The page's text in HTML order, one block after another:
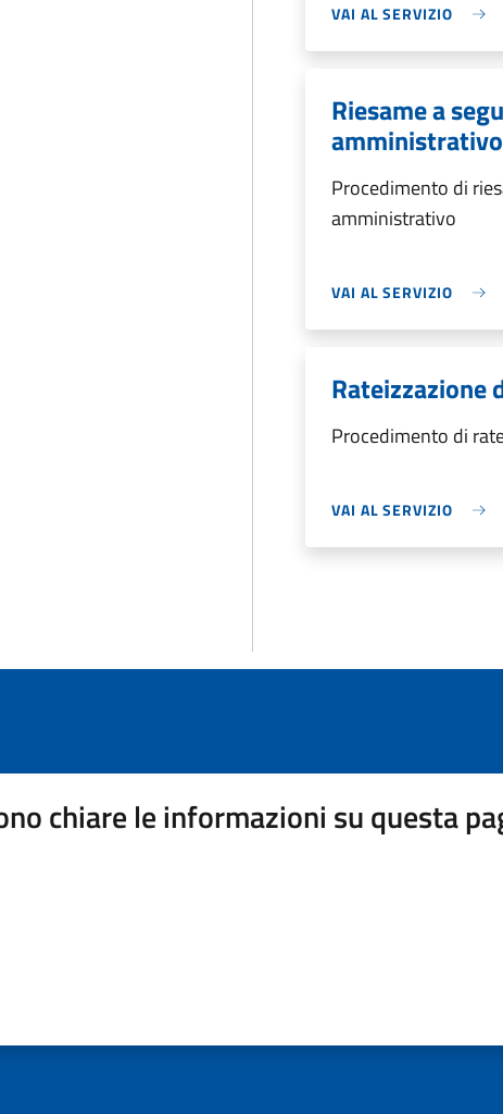
VAI AL SERVIZIO
Riesame a
amministrativo
Procedimento di
amministrativo
VAI AL SERVIZIO
Rateizzazione
Procedimento di
VAI AL SERVIZIO
chiare le informazioni su questa